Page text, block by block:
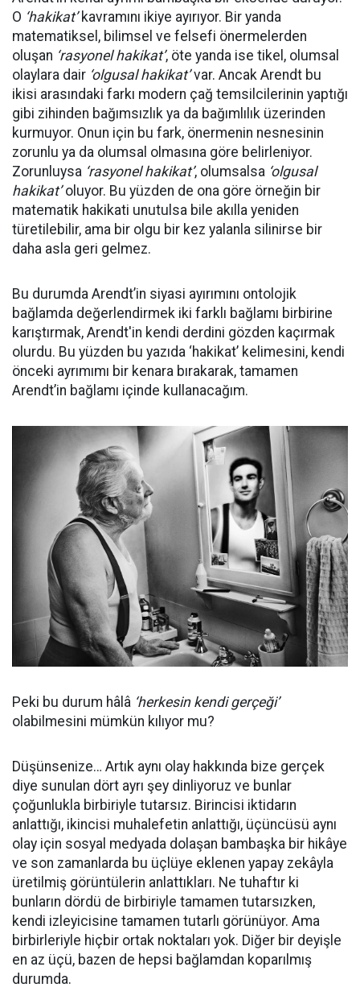
O ‘hakikat’kavramını ikiye ayırıyor. Bir yanda
matematiksel, bilimsel ve felsefi önermelerden
oluşan ‘rasyonel hakikat’, öte yanda ise tikel, olumsal
olaylara dair ‘olgusal hakikat’var. Ancak Arendt bu
ikisi arasındaki farkı modern çağ temsilcilerinin yaptığı
gibi zihinden bağımsızlık ya da bağımlılık üzerinden
kurmuyor. Onun için bu fark, önermenin nesnesinin
zorunlu ya da olumsal olmasına göre belirleniyor.
Zorunluysa ‘rasyonel hakikat’, olumsalsa ‘olgusal
hakikat’oluyor. Bu yüzden de ona göre örneğin bir
matematik hakikati unutulsa bile akılla yeniden
türetilebilir, ama bir olgu bir kez yalanla silinirse bir
daha asla geri gelmez.
Bu durumda Arendt’in siyasi ayırımını ontolojik
bağlamda değerlendirmek iki farklı bağlamı birbirine
karıştırmak, Arendt'in kendi derdini gözden kaçırmak
olurdu. Bu yüzden bu yazıda ‘hakikat’ kelimesini, kendi
önceki ayrımımı bir kenara bırakarak, tamamen
Arendt’in bağlamı içinde kullanacağım.
Peki bu durum hâlâ ‘herkesin kendi gerçeği’
olabilmesini mümkün kılıyor mu?
Düşünsenize… Artık aynı olay hakkında bize gerçek
diye sunulan dört ayrı şey dinliyoruz ve bunlar
çoğunlukla birbiriyle tutarsız. Birincisi iktidarın
anlattığı, ikincisi muhalefetin anlattığı, üçüncüsü aynı
olay için sosyal medyada dolaşan bambaşka bir hikâye
ve son zamanlarda bu üçlüye eklenen yapay zekâyla
üretilmiş görüntülerin anlattıkları. Ne tuhaftır ki
bunların dördü de birbiriyle tamamen tutarsızken,
kendi izleyicisine tamamen tutarlı görünüyor. Ama
birbirleriyle hiçbir ortak noktaları yok. Diğer bir deyişle
en az üçü, bazen de hepsi bağlamdan koparılmış
durumda.